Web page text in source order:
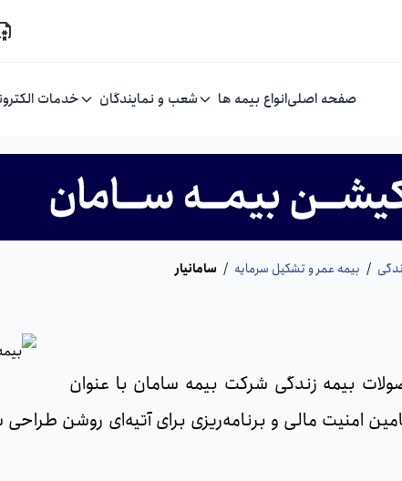
صفحه اصلیانواع بیمه ها شعب و نمایندگان خدمات
/ بیمه عمر و تشکیل سرمایه / سامانیار
بیمه‌‌ زندگی شرکت بیمه سامان با عنوان
امنیت مالی و برنامه‌ریزی برای آتیه‌ای روشن